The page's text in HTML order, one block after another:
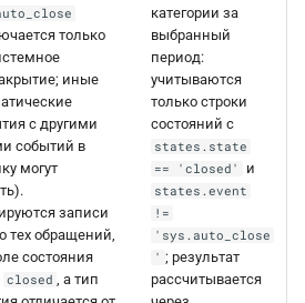
только
иные
с другими
событий в
могут
записи
тех обращений,
состояния
closed
, а тип
категории за
выбранный
период:
учитываются
только строки
состояний с
states.state
== 'closed'
и
states.event
!=
'sys.auto_close
' ; результат
рассчитывается